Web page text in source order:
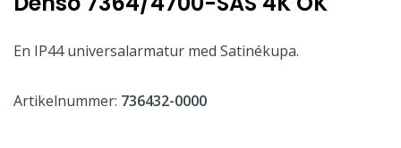
En IP44 universalarmatur med Satinékupa.
Artikelnummer: 736432-0000